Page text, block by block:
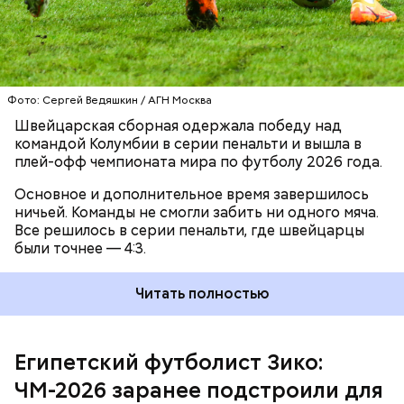
Фото: Сергей Ведяшкин / АГН Москва
Швейцарская сборная одержала победу над
командой Колумбии в серии пенальти и вышла в
плей-офф чемпионата мира по футболу 2026 года.
Основное и дополнительное время завершилось
ничьей. Команды не смогли забить ни одного мяча.
Все решилось в серии пенальти, где швейцарцы
были точнее — 4:3.
Читать полностью
Египетский футболист Зико:
ЧМ-2026 заранее подстроили для
встретится с победителем матча Швейцария —
Колумбия.
расплакалсяпосле победы над командой Египта в
матче за выход в 1/4 финала чемпионата мира по
футболу. Латиноамериканцы не могли забить ни
одного гола вплоть до 79-й минуты.